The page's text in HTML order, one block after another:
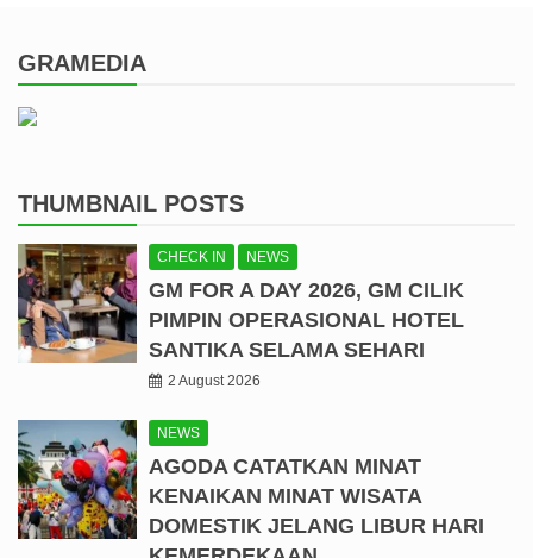
GRAMEDIA
THUMBNAIL POSTS
CHECK IN NEWS
GM FOR A DAY 2026, GM CILIK
PIMPIN OPERASIONAL HOTEL
SANTIKA SELAMA SEHARI
2 August 2026
NEWS
AGODA CATATKAN MINAT
KENAIKAN MINAT WISATA
DOMESTIK JELANG LIBUR HARI